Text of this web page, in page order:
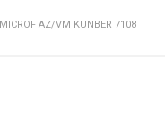
AZ/VM KUNBER 7108